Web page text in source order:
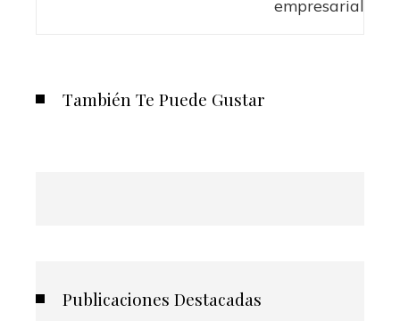
También Te Puede Gustar
Publicaciones Destacadas